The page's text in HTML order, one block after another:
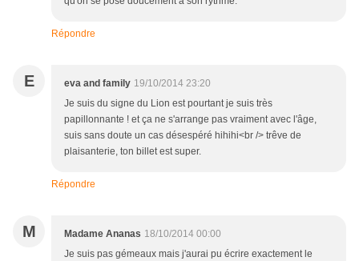
Répondre
E eva and family 19/10/2014 23:20
Je suis du signe du Lion est pourtant je suis très
papillonnante ! et ça ne s'arrange pas vraiment avec l'âge,
suis sans doute un cas désespéré hihihi<br /> trêve de
plaisanterie, ton billet est super.
Répondre
M Madame Ananas 18/10/2014 00:00
Je suis pas gémeaux mais j'aurai pu écrire exactement le